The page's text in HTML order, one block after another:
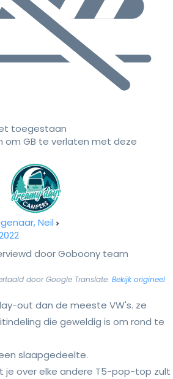
toegestaan
GB te verlaten met deze
Neil
door Goboony team
door Google Translate. Bekijk origineel
out dan de meeste VW's. ze
die geweldig is om rond te
slaapgedeelte.
je over elke andere T5-pop-top zult